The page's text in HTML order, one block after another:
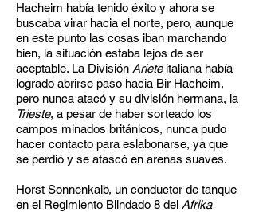
Hacheim había tenido éxito y ahora se
buscaba virar hacia el norte, pero, aunque
en este punto las cosas iban marchando
bien, la situación estaba lejos de ser
aceptable. La División Arieteitaliana había
logrado abrirse paso hacia Bir Hacheim,
pero nunca atacó y su división hermana, la
Trieste, a pesar de haber sorteado los
campos minados británicos, nunca pudo
hacer contacto para eslabonarse, ya que
se perdió y se atascó en arenas suaves.
Horst Sonnenkalb, un conductor de tanque
en el Regimiento Blindado 8 del Afrika